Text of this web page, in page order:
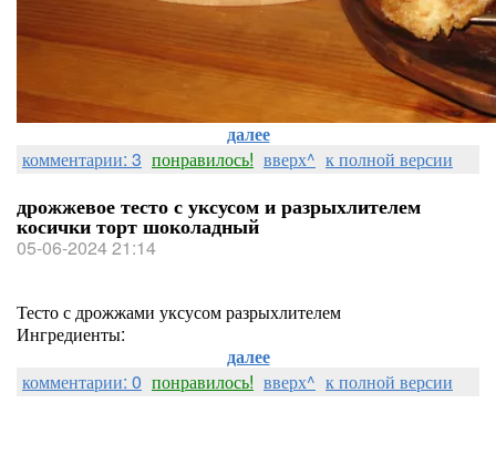
далее
комментарии: 3 понравилось! вверх^ к полной версии
дрожжевое тесто с уксусом и разрыхлителем
косички торт шоколадный
05-06-2024 21:14
Тесто с дрожжами уксусом разрыхлителем
Ингредиенты:
далее
комментарии: 0 понравилось! вверх^ к полной версии